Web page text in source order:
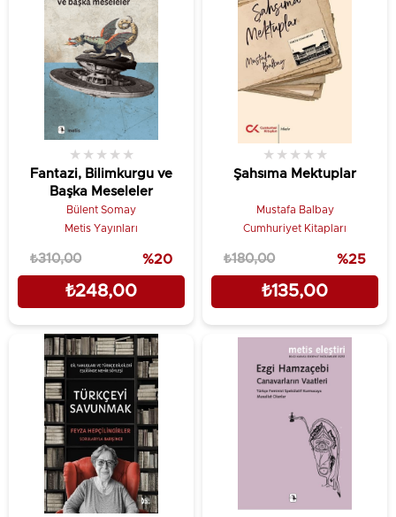
Fantazi, Bilimkurgu ve
Başka Meseleler
★ ★ ★ ★ ★
Bülent Somay
Metis Yayınları
₺248,00
₺310,00 %20
Şahsıma Mektuplar
★ ★ ★ ★ ★
Mustafa Balbay
Cumhuriyet Kitapları
₺135,00
₺180,00 %25